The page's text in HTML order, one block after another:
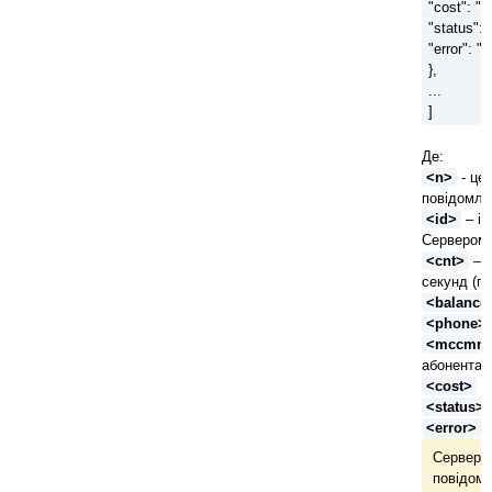
"cost":
"status":
"error":
},
]
Де:
<n> - це
<id> –
Сервером
<cnt> –
секунд
<phone>
абонента.
<cost>
<status>
<error>
Сервер